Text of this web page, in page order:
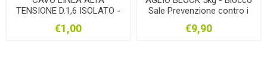
TENSIONE D.1,6 ISOLATO -
€1,00
Sale Prevenzione contro i
€9,90